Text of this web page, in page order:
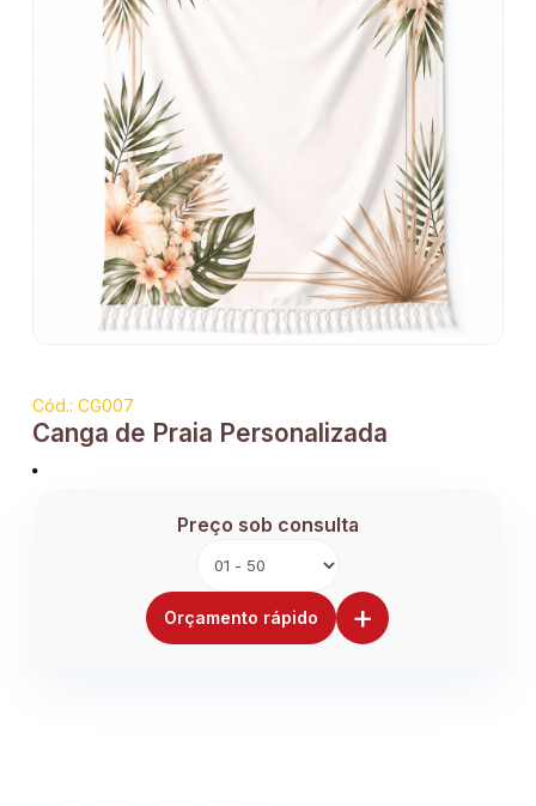
Cód.: CG007
Canga de Praia Personalizada
Preço sob consulta
Orçamento rápido +